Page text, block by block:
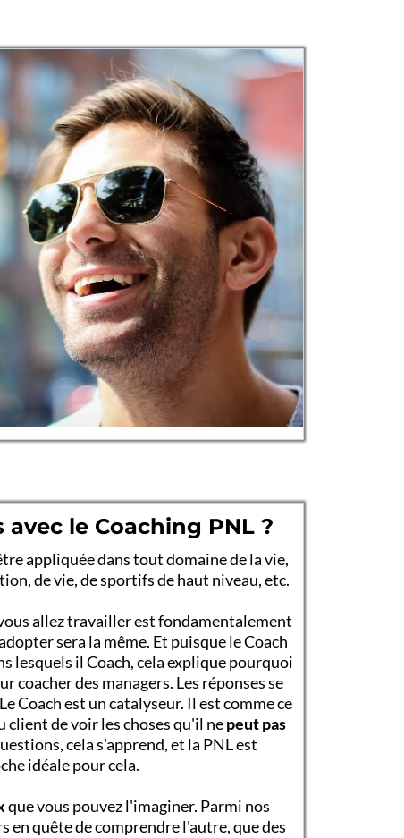
le Coaching PNL ?
appliquée dans tout domaine de la vie,
de vie, de sportifs de haut niveau, etc.
allez travailler est fondamentalement
sera la même. Et puisque le Coach
lesquels il Coach, cela explique pourquoi
coacher des managers. Les réponses se
Coach est un catalyseur. Il est comme ce
de voir les choses qu'il nepeut pas
cela s'apprend, et la PNL est
idéale pour cela.
que vous pouvez l'imaginer. Parmi nos
en quête de comprendre l'autre, que des